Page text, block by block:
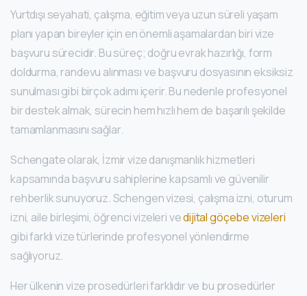
Yurtdışı seyahati, çalışma, eğitim veya uzun süreli yaşam
planı yapan bireyler için en önemli aşamalardan biri vize
başvuru sürecidir. Bu süreç; doğru evrak hazırlığı, form
doldurma, randevu alınması ve başvuru dosyasının eksiksiz
sunulması gibi birçok adımı içerir. Bu nedenle profesyonel
bir destek almak, sürecin hem hızlı hem de başarılı şekilde
tamamlanmasını sağlar.
Schengate olarak, İzmir vize danışmanlık hizmetleri
kapsamında başvuru sahiplerine kapsamlı ve güvenilir
rehberlik sunuyoruz. Schengen vizesi, çalışma izni, oturum
izni, aile birleşimi, öğrenci vizeleri vedijital göçebe vizeleri
gibi farklı vize türlerinde profesyonel yönlendirme
sağlıyoruz.
Her ülkenin vize prosedürleri farklıdır ve bu prosedürler